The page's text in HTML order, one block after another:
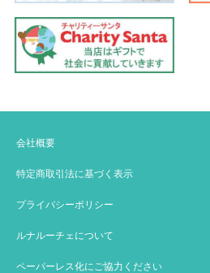
会社概要
特定商取引法に基づく表示
プライバシーポリシー
ルナルーチェについて
ペーパーレス化にご協力ください